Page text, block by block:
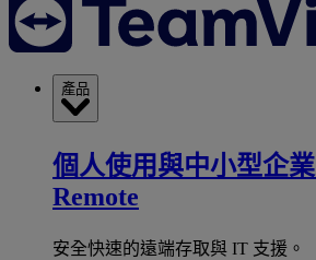
產品
個人使用與中小型企業
Remote
安全快速的遠端存取與 IT 支援。